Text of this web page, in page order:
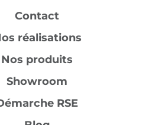
Contact
réalisations
Nos produits
Showroom
RSE